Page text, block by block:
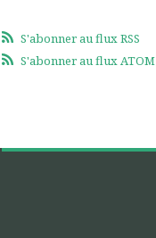
S'abonner au flux RSS
S'abonner au flux ATOM